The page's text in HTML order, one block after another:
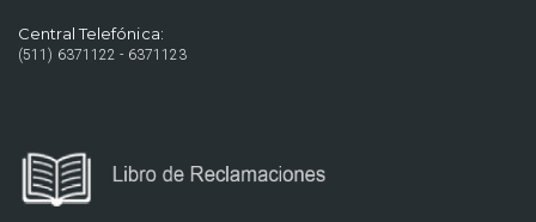
Central Telefónica:
(511) 6371122 - 6371123